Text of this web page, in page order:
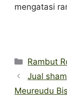
mengatasi
Rambut
Jual
Meureudu